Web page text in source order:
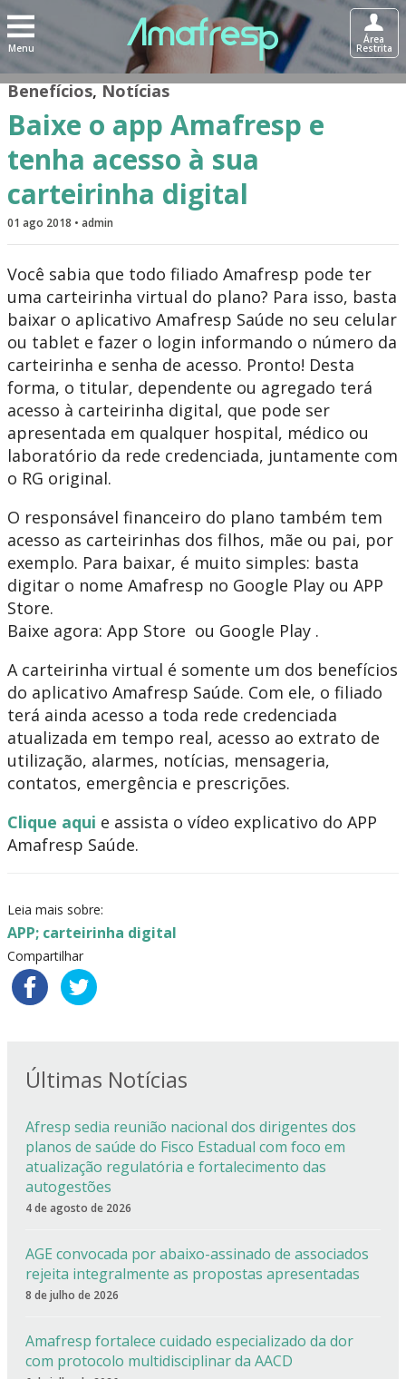
Menu
Área
Restrita
Benefícios,Notícias
Baixe o app Amafresp e
tenha acesso à sua
carteirinha digital
01 ago 2018 • admin
Você sabia que todo filiado Amafresp pode ter
uma carteirinha virtual do plano? Para isso, basta
baixar o aplicativo Amafresp Saúde no seu celular
ou tablet e fazer o login informando o número da
carteirinha e senha de acesso. Pronto! Desta
forma, o titular, dependente ou agregado terá
acesso à carteirinha digital, que pode ser
apresentada em qualquer hospital, médico ou
laboratório da rede credenciada, juntamente com
o RG original.
O responsável financeiro do plano também tem
acesso as carteirinhas dos filhos, mãe ou pai, por
exemplo. Para baixar, é muito simples: basta
digitar o nome Amafresp no Google Play ou APP
Store.
Baixe agora: App Store ou Google Play .
A carteirinha virtual é somente um dos benefícios
do aplicativo Amafresp Saúde. Com ele, o filiado
terá ainda acesso a toda rede credenciada
atualizada em tempo real, acesso ao extrato de
utilização, alarmes, notícias, mensageria,
contatos, emergência e prescrições.
Clique aqui e assista o vídeo explicativo do APP
Amafresp Saúde.
Leia mais sobre:
APP; carteirinha digital
Compartilhar
Últimas Notícias
Afresp sedia reunião nacional dos dirigentes dos
planos de saúde do Fisco Estadual com foco em
atualização regulatória e fortalecimento das
autogestões
4 de agosto de 2026
AGE convocada por abaixo-assinado de associados
rejeita integralmente as propostas apresentadas
8 de julho de 2026
Amafresp fortalece cuidado especializado da dor
com protocolo multidisciplinar da AACD